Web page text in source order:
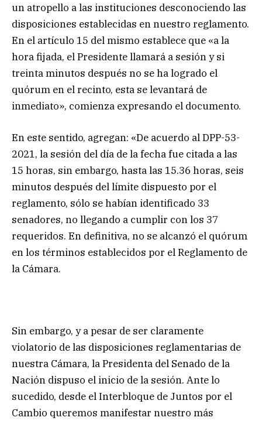
un atropello a las instituciones desconociendo las
disposiciones establecidas en nuestro reglamento.
En el artículo 15 del mismo establece que «a la
hora fijada, el Presidente llamará a sesión y si
treinta minutos después no se ha logrado el
quórum en el recinto, esta se levantará de
inmediato», comienza expresando el documento.
En este sentido, agregan: «De acuerdo al DPP-53-
2021, la sesión del día de la fecha fue citada a las
15 horas, sin embargo, hasta las 15.36 horas, seis
minutos después del límite dispuesto por el
reglamento, sólo se habían identificado 33
senadores, no llegando a cumplir con los 37
requeridos. En definitiva, no se alcanzó el quórum
en los términos establecidos por el Reglamento de
la Cámara.
Sin embargo, y a pesar de ser claramente
violatorio de las disposiciones reglamentarias de
nuestra Cámara, la Presidenta del Senado de la
Nación dispuso el inicio de la sesión. Ante lo
sucedido, desde el Interbloque de Juntos por el
Cambio queremos manifestar nuestro más